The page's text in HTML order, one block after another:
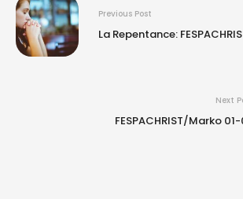
Previous Post
La Repentance:
Next
FESPACHRIST/Marko